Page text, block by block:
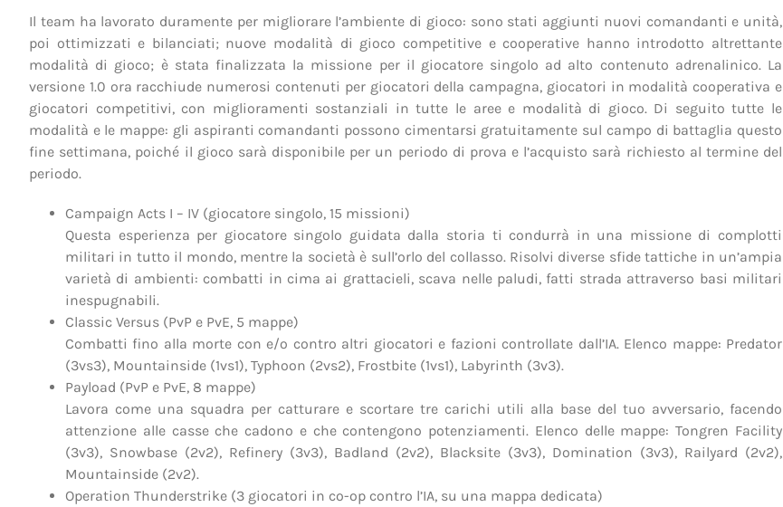
Il team ha lavorato duramente per migliorare l’ambiente di gioco: sono stati aggiunti nuovi comandanti e unità,
poi ottimizzati e bilanciati; nuove modalità di gioco competitive e cooperative hanno introdotto altrettante
modalità di gioco; è stata finalizzata la missione per il giocatore singolo ad alto contenuto adrenalinico. La
versione 1.0 ora racchiude numerosi contenuti per giocatori della campagna, giocatori in modalità cooperativa e
giocatori competitivi, con miglioramenti sostanziali in tutte le aree e modalità di gioco. Di seguito tutte le
modalità e le mappe: gli aspiranti comandanti possono cimentarsi gratuitamente sul campo di battaglia questo
fine settimana, poiché il gioco sarà disponibile per un periodo di prova e l’acquisto sarà richiesto al termine del
periodo.
Campaign Acts I – IV (giocatore singolo, 15 missioni)
Questa esperienza per giocatore singolo guidata dalla storia ti condurrà in una missione di complotti
militari in tutto il mondo, mentre la società è sull’orlo del collasso. Risolvi diverse sfide tattiche in un’ampia
varietà di ambienti: combatti in cima ai grattacieli, scava nelle paludi, fatti strada attraverso basi militari
inespugnabili.
Classic Versus (PvP e PvE, 5 mappe)
Combatti fino alla morte con e/o contro altri giocatori e fazioni controllate dall’IA. Elenco mappe: Predator
(3vs3), Mountainside (1vs1), Typhoon (2vs2), Frostbite (1vs1), Labyrinth (3v3).
Payload (PvP e PvE, 8 mappe)
Lavora come una squadra per catturare e scortare tre carichi utili alla base del tuo avversario, facendo
attenzione alle casse che cadono e che contengono potenziamenti. Elenco delle mappe: Tongren Facility
(3v3), Snowbase (2v2), Refinery (3v3), Badland (2v2), Blacksite (3v3), Domination (3v3), Railyard (2v2),
Mountainside (2v2).
Operation Thunderstrike (3 giocatori in co-op contro l’IA, su una mappa dedicata)